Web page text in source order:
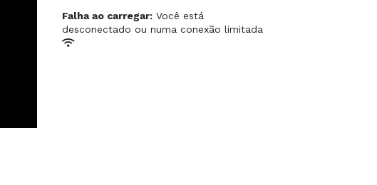
Falha ao carregar: Você está
desconectado ou numa conexão limitada